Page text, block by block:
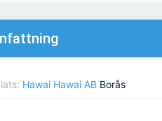
Hawai Hawai AB Borås